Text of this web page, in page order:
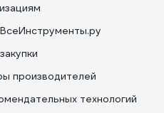
производителей
технологий